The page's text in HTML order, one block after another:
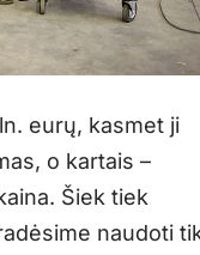
eurų, kasmet ji
o kartais –
Šiek tiek
naudoti